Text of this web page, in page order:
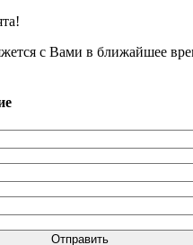
с Вами в ближайшее